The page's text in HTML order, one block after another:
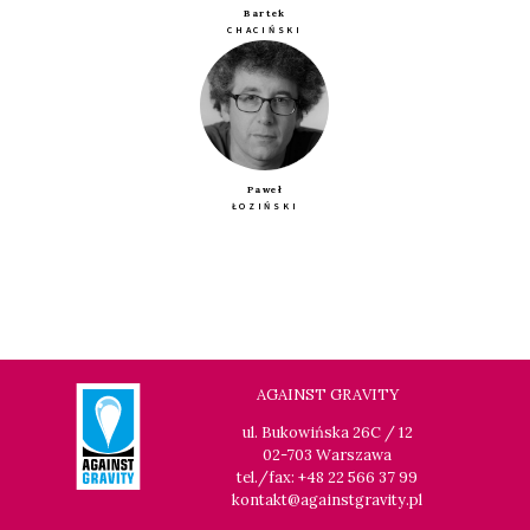
Bartek
CHACIŃSKI
Paweł
ŁOZIŃSKI
AGAINST GRAVITY
ul. Bukowińska 26C / 12
02-703 Warszawa
tel./fax: +48 22 566 37 99
kontakt@againstgravity.pl